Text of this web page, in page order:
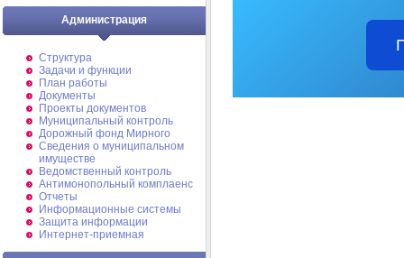
Администрация
Структура
Задачи и функции
План работы
Документы
Проекты документов
Муниципальный контроль
Дорожный фонд Мирного
Cведения о муниципальном
имуществе
Ведомственный контроль
Антимонопольный комплаенс
Отчеты
Информационные системы
Защита информации
Интернет-приемная